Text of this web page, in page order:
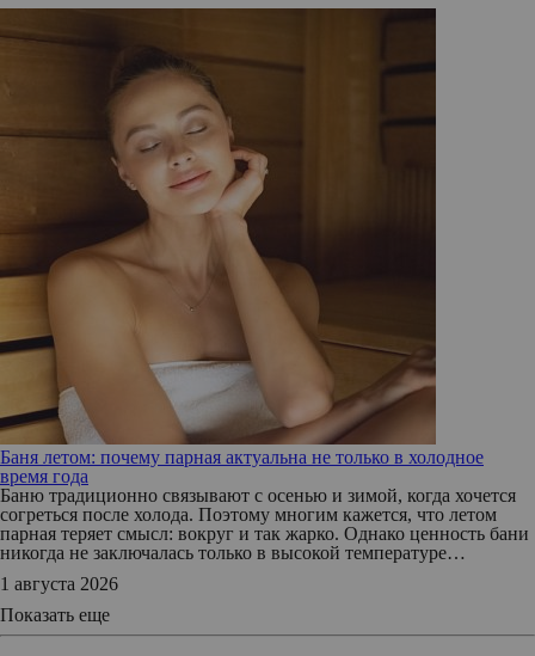
Баня летом: почему парная актуальна не только в холодное
время года
Баню традиционно связывают с осенью и зимой, когда хочется
согреться после холода. Поэтому многим кажется, что летом
парная теряет смысл: вокруг и так жарко. Однако ценность бани
никогда не заключалась только в высокой температуре…
1 августа 2026
Показать еще